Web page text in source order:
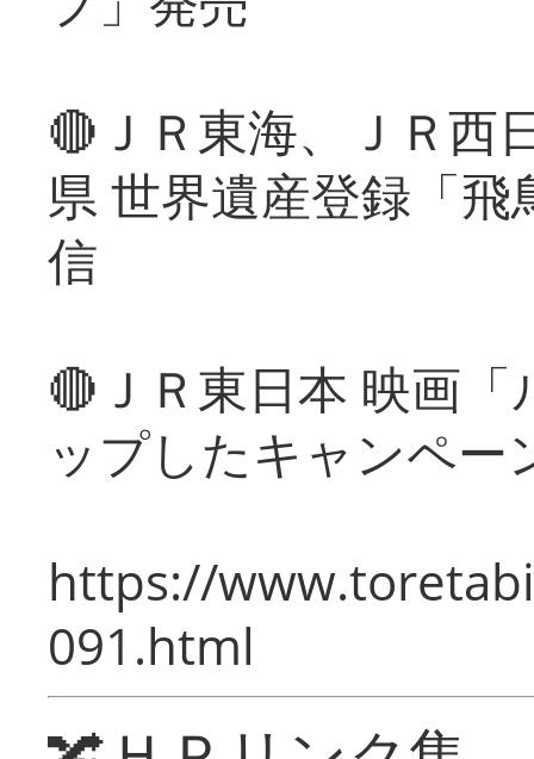
🔴ＪＲ東海、ＪＲ西
県 世界遺産登録「
信
🔴ＪＲ東日本 映画
ップしたキャンペー
https://
091.html